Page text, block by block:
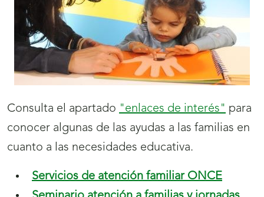
Consulta el apartado "enlaces de interés" para
conocer algunas de las ayudas a las familias en
cuanto a las necesidades educativa.
Servicios de atención familiar ONCE